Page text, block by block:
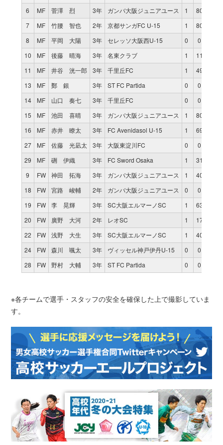
6
MF 菅澤 烈 3年 ガンバ大阪ジュニアユース 1 80
7
MF 竹腰 智也 2年 京都サンガFC U-15 1 80
8
MF 平岡 大陽 3年 セレッソ大阪西U-15 0 0
10
MF 後藤 晴海 3年 名東クラブ 1 11
11
MF 井谷 洸一郎 3年 千里丘FC 1 49
13
MF 鄭 銀 3年 ST FC Partida 0 0
14
MF 山口 奏七 3年 千里丘FC 0 0
15
MF 池田 喜晴 3年 ガンバ大阪ジュニアユース 1 80
16
MF 赤井 瞭太 3年 FC Avenidasol U-15 1 69
27
MF 佐藤 光凪太 3年 大阪東淀川FC 0 0
29
MF 硎 伊織 3年 FC Sword Osaka 1 31
9
FW 神田 拓海 3年 ガンバ大阪ジュニアユース 1 40
18
FW 宮路 峻輔 2年 ガンバ大阪ジュニアユース 0 0
19
FW 李 晃輝 3年 SC大阪エルマーノSC 1 63
20
FW 廣野 大河 2年 レオSC 1 17
22
FW 浅野 大生 3年 SC大阪エルマーノSC 1 40
24
FW 森川 颯太 3年 ヴィッセル神戸伊丹U-15 0 0
28
FW 野村 大輔 3年 ST FC Partida 0 0
※各チームで選手・スタッフの安全を確保した上で撮影していま
す。